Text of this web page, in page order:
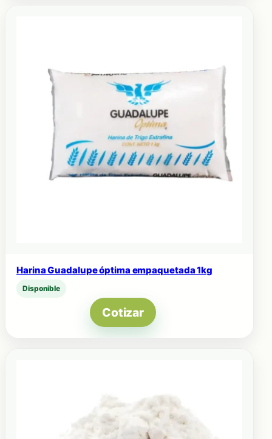
Harina Guadalupe óptima empaquetada 1kg
Disponible
Cotizar